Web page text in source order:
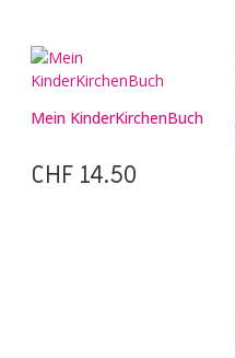
Mein KinderKirchenBuch
CHF 14.50